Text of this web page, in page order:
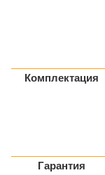
Комплектация
Гарантия